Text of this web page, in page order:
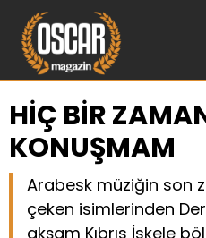
HİÇ BİR
KONUŞMAM
Arabesk müziğin son
çeken isimlerinden
akşam Kıbrıs İskele